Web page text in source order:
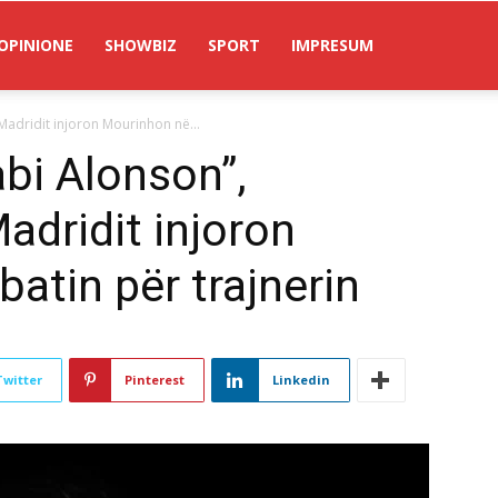
SHOWBIZ SPORT IMPRESUM
injoron Mourinhon në...
Alonson”,
injoron
për trajnerin
Pinterest Linkedin